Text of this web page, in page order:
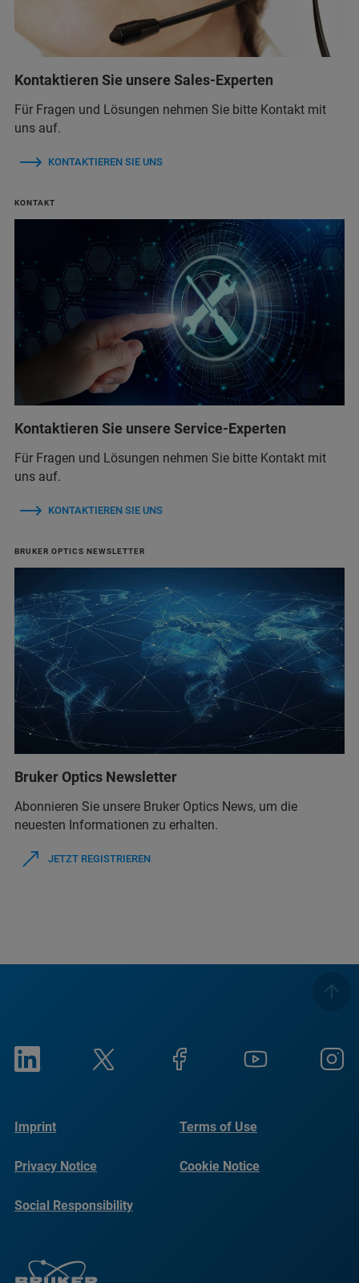
Kontaktieren Sie unsere Sales-Experten
Für Fragen und Lösungen nehmen Sie bitte Kontakt mit
uns auf.
KONTAKTIEREN SIE UNS
KONTAKT
Kontaktieren Sie unsere Service-Experten
Für Fragen und Lösungen nehmen Sie bitte Kontakt mit
uns auf.
KONTAKTIEREN SIE UNS
BRUKER OPTICS NEWSLETTER
Bruker Optics Newsletter
Abonnieren Sie unsere Bruker Optics News, um die
neuesten Informationen zu erhalten.
JETZT REGISTRIEREN
Imprint Terms of Use
Privacy Notice Cookie Notice
Social Responsibility